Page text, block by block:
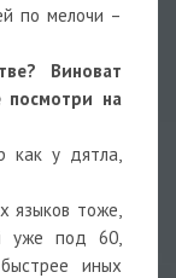
по мелочи –
Виноват
посмотри на
как у дятла,
языков тоже,
уже под 60,
иных